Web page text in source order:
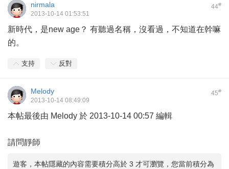
44#
nirmala
2013-10-14 01:53:51
新時代，是new age？ 有聽過名稱，沒看過，不知道在幹嘛
的。
支持 反對
45#
Melody
2013-10-14 08:49:09
本帖最後由 Melody 於 2013-10-14 00:57 編輯
請問靜師
遊客，本帖隱藏的內容需要積分高於 3 才可瀏覽，您當前積分為